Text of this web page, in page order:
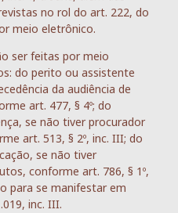
no rol do art. 222, do
meio eletrônico.
ser feitas por meio
do perito ou assistente
da audiência de
art. 477, § 4º; do
se não tiver procurador
art. 513, § 2º, inc. III; do
se não tiver
conforme art. 786, § 1º,
para se manifestar em
inc. III.